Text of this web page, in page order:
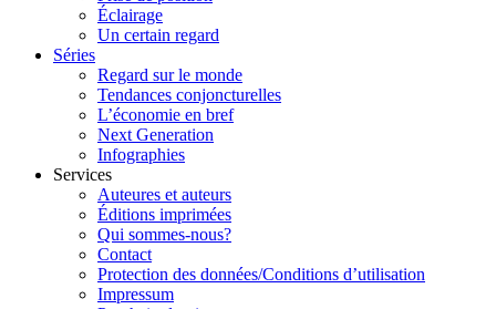
Éclairage
Un certain regard
Séries
Regard sur le monde
Tendances conjoncturelles
L’économie en bref
Next Generation
Infographies
Services
Auteures et auteurs
Éditions imprimées
Qui sommes-nous?
Contact
Protection des données/Conditions d’utilisation
Impressum